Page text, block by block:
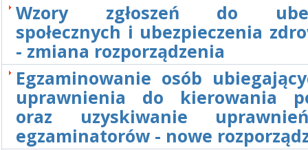
Wzory zgłoszeń do
społecznych i ubezpieczenia
- zmiana rozporządzenia
Egzaminowanie osób
uprawnienia do kierowania
oraz uzyskiwanie
egzaminatorów - nowe